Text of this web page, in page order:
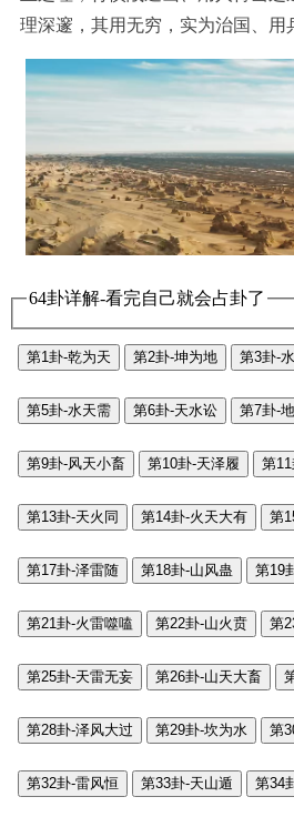
理深邃，其用无穷，实为治国、用
64卦详解-看完自己就会占卦了
第1卦-乾为天 第2卦-坤为地 第3卦-
第5卦-水天需 第6卦-天水讼 第7卦-
第9卦-风天小畜 第10卦-天泽履 第
第13卦-天火同 第14卦-火天大有 第
第17卦-泽雷随 第18卦-山风蛊 第19
第21卦-火雷噬嗑 第22卦-山火贲 第
第25卦-天雷无妄 第26卦-山天大畜
第28卦-泽风大过 第29卦-坎为水 第
第32卦-雷风恒 第33卦-天山遁 第34